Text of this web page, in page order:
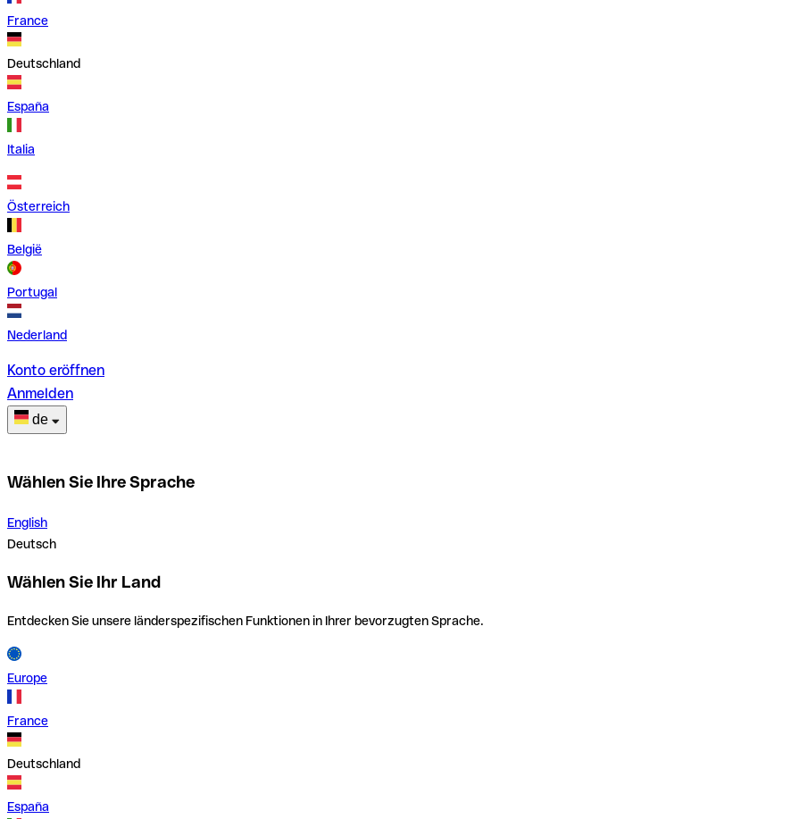
France
Deutschland
España
Italia
Österreich
België
Portugal
Nederland
Konto eröffnen
Anmelden
de
Wählen Sie Ihre Sprache
English
Deutsch
Wählen Sie Ihr Land
Entdecken Sie unsere länderspezifischen Funktionen in Ihrer bevorzugten Sprache.
Europe
France
Deutschland
España